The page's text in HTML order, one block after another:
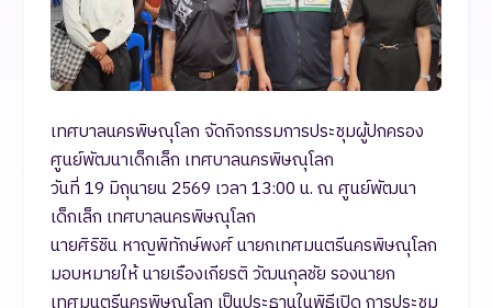
เทศบาลนครพิษณุโลก จัดกิจกรรมการประชุมผู้ปกครอง
ศูนย์พัฒนาเด็กเล็ก เทศบาลนครพิษณุโลก
วันที่ 19 มิถุนายน 2569 เวลา 13:00 น. ณ ศูนย์พัฒนา
เด็กเล็ก เทศบาลนครพิษณุโลก
นายศิริชิน หาญพิทักษ์พงศ์ นายกเทศมนตรีนครพิษณุโลก
มอบหมายให้ นายเรืองเกียรติ วัฒนกุลชัย รองนายก
เทศมนตรีนครพิษณุโลก เป็นประธานในพิธีเปิด การประชุม